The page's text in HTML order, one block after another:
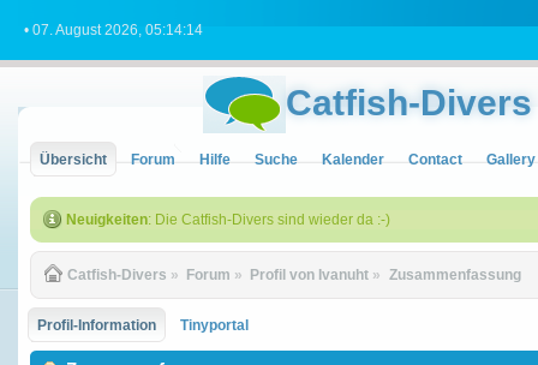
• 07. August 2026, 05:14:14
Catfish-Divers
Übersicht Forum Hilfe Suche Kalender Contact Gallery
Neuigkeiten: Die Catfish-Divers sind wieder da :-)
Catfish-Divers » Forum » Profil von Ivanuht » Zusammenfassung
Profil-Information Tinyportal